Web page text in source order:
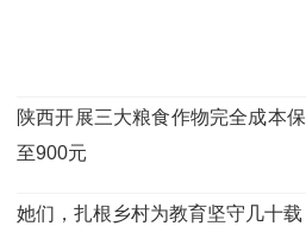
陕西开展三大粮食作物完全成本
至900元
她们，扎根乡村为教育坚守几十载